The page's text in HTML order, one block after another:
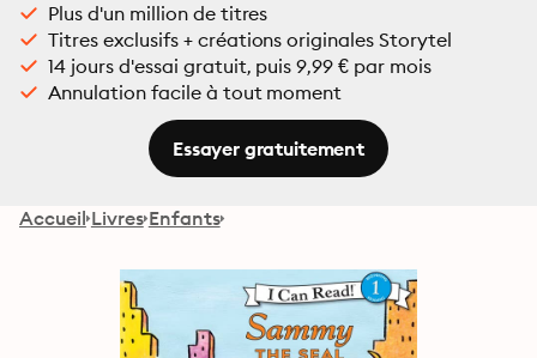
Plus d'un million de titres
Titres exclusifs + créations originales Storytel
14 jours d'essai gratuit, puis 9,99 € par mois
Annulation facile à tout moment
Essayer gratuitement
Accueil Livres Enfants